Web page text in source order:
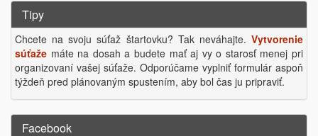
Tipy
Chcete na svoju súťaž štartovku? Tak neváhajte. Vytvorenie
súťaže máte na dosah a budete mať aj vy o starosť menej pri
organizovaní vašej súťaže. Odporúčame vyplniť formulár aspoň
týždeň pred plánovaným spustením, aby bol čas ju pripraviť.
Facebook